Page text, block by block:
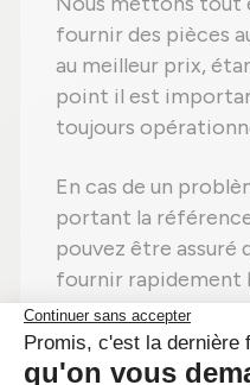
fournir des pièces
au meilleur prix,
point il est
toujours
En cas de un
portant la
pouvez être assuré
fournir rapidement
avez besoin.
Alors n'attendez